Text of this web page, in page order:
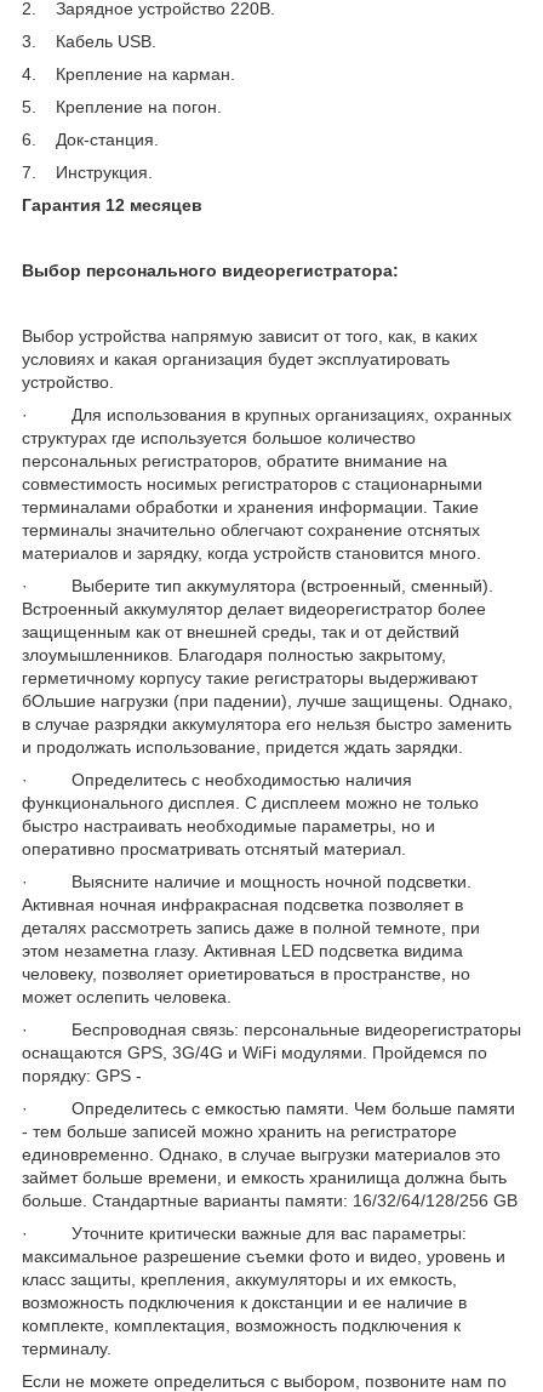
2. Зарядное устройство 220В.
3. Кабель USB.
4. Крепление на карман.
5. Крепление на погон.
6. Док-станция.
7. Инструкция.
Гарантия 12 месяцев
Выбор персонального видеорегистратора:
Выбор устройства напрямую зависит от того, как, в каких
условиях и какая организация будет эксплуатировать
устройство.
· Для использования в крупных организациях, охранных
структурах где используется большое количество
персональных регистраторов, обратите внимание на
совместимость носимых регистраторов с стационарными
терминалами обработки и хранения информации. Такие
терминалы значительно облегчают сохранение отснятых
материалов и зарядку, когда устройств становится много.
· Выберите тип аккумулятора (встроенный, сменный).
Встроенный аккумулятор делает видеорегистратор более
защищенным как от внешней среды, так и от действий
злоумышленников. Благодаря полностью закрытому,
герметичному корпусу такие регистраторы выдерживают
бОльшие нагрузки (при падении), лучше защищены. Однако,
в случае разрядки аккумулятора его нельзя быстро заменить
и продолжать использование, придется ждать зарядки.
· Определитесь с необходимостью наличия
функционального дисплея. С дисплеем можно не только
быстро настраивать необходимые параметры, но и
оперативно просматривать отснятый материал.
· Выясните наличие и мощность ночной подсветки.
Активная ночная инфракрасная подсветка позволяет в
деталях рассмотреть запись даже в полной темноте, при
этом незаметна глазу. Активная LED подсветка видима
человеку, позволяет ориетироваться в пространстве, но
может ослепить человека.
· Беспроводная связь: персональные видеорегистраторы
оснащаются GPS, 3G/4G и WiFi модулями. Пройдемся по
порядку: GPS -
· Определитесь с емкостью памяти. Чем больше памяти
- тем больше записей можно хранить на регистраторе
единовременно. Однако, в случае выгрузки материалов это
займет больше времени, и емкость хранилища должна быть
больше. Стандартные варианты памяти: 16/32/64/128/256 GB
· Уточните критически важные для вас параметры:
максимальное разрешение съемки фото и видео, уровень и
класс защиты, крепления, аккумуляторы и их емкость,
возможность подключения к докстанции и ее наличие в
комплекте, комплектация, возможность подключения к
терминалу.
Если не можете определиться с выбором, позвоните нам по